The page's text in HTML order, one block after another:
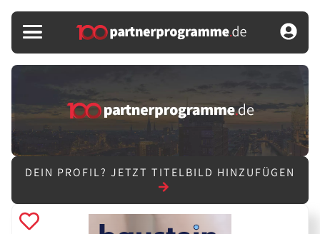
DEIN PROFIL? JETZT TITELBILD HINZUFÜGEN